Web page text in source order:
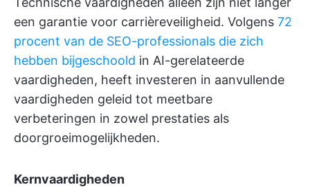
een garantie voor carrièreveiligheid. Volgens 72
procent van de SEO-professionals die zich
hebben bijgeschoold in AI-gerelateerde
vaardigheden, heeft investeren in aanvullende
vaardigheden geleid tot meetbare
verbeteringen in zowel prestaties als
doorgroeimogelijkheden.
Kernvaardigheden